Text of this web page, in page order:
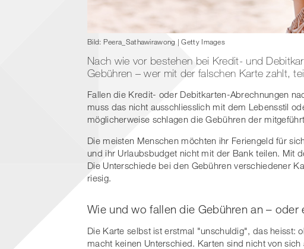
Bild: Peera_Sathawirawong | Getty Images
Nach wie vor bestehen bei Kredit- und
Gebühren – wer mit der falschen Karte zahlt,
Fallen die Kredit- oder Debitkarten-Abrechnungen
muss das nicht ausschliesslich mit dem Lebensstil
möglicherweise schlagen die Gebühren der
Die meisten Menschen möchten ihr Feriengeld für
und ihr Urlaubsbudget nicht mit der Bank teilen. Mit
Die Unterschiede bei den Gebühren verschiedener
riesig.
Wie und wo fallen die Gebühren an – oder
Die Karte selbst ist erstmal "unschuldig", das heisst:
macht keinen Unterschied. Karten sind nicht von